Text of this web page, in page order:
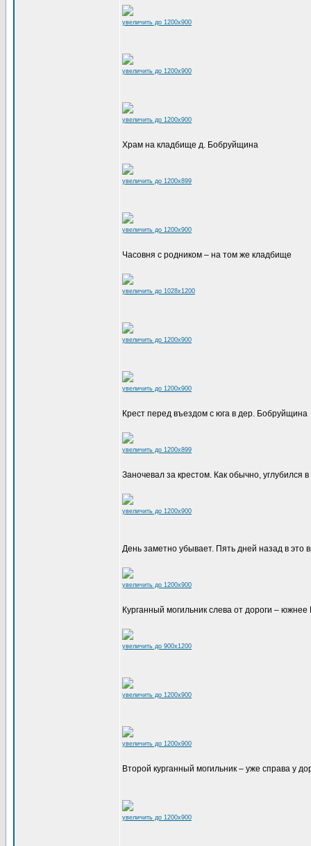
увеличить до 1200x900
увеличить до 1200x900
увеличить до 1200x900
Храм на кладбище д. Бобруйщина
увеличить до 1200x899
увеличить до 1200x900
Часовня с родником – на том же кладбище
увеличить до 1028x1200
увеличить до 1200x900
увеличить до 1200x900
Крест перед въездом с юга в дер. Бобруйщина
увеличить до 1200x899
Заночевал за крестом. Как обычно, углубился
увеличить до 1200x900
День заметно убывает. Пять дней назад в это
увеличить до 1200x900
Курганный могильник слева от дороги –
увеличить до 900x1200
увеличить до 1200x900
увеличить до 1200x900
Второй курганный могильник – уже справа у
увеличить до 1200x900